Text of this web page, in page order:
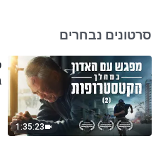
סרטונים נבחרים
1:35:23